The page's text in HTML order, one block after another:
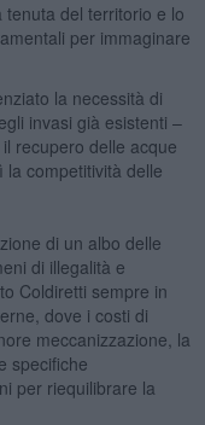
tenuta del territorio e lo
per immaginare
la necessità di
invasi già esistenti –
recupero delle acque
competitività delle
di un albo delle
di illegalità e
Coldiretti sempre in
dove i costi di
meccanizzazione, la
specifiche
per riequilibrare la